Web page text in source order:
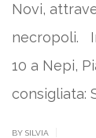
Novi,
necropoli.
10 a Nepi,
consigliata:
BY SILVIA